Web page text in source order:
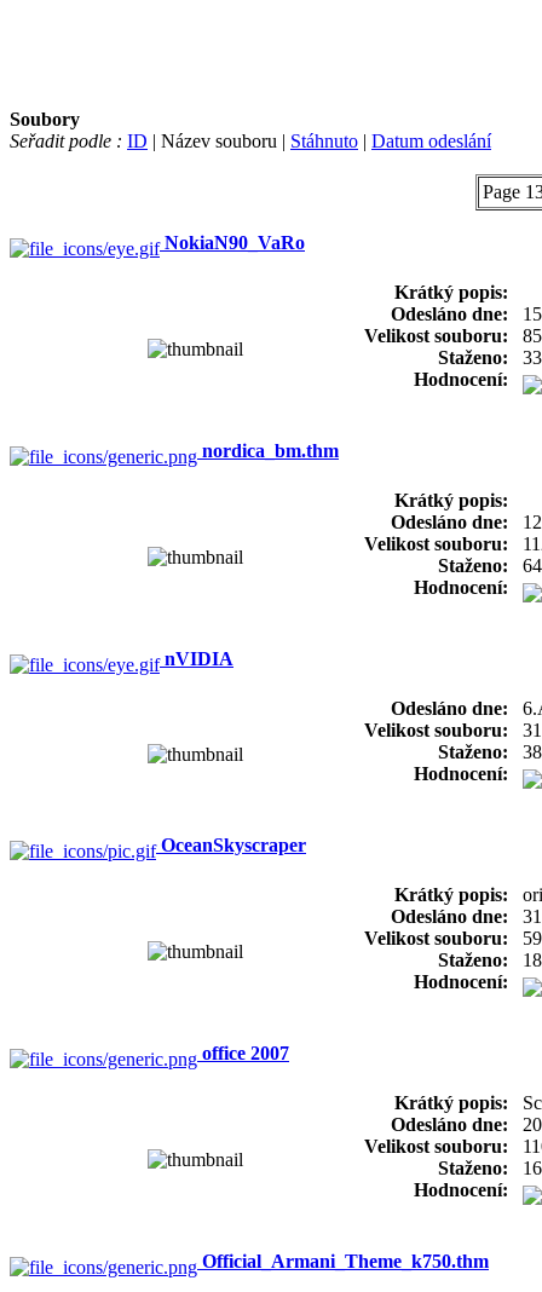
Soubory
Seřadit podle : ID | Název souboru | Stáhnuto | Datum odeslání
Page
NokiaN90_VaRo
Krátký popis:
Odesláno dne:
Velikost souboru:
Staženo:
Hodnocení:
nordica_bm.thm
Krátký popis:
Odesláno dne:
Velikost souboru:
Staženo:
64
Hodnocení:
nVIDIA
Odesláno dne:
Velikost souboru:
Staženo:
Hodnocení:
OceanSkyscraper
Krátký popis:
Odesláno dne:
Velikost souboru:
Staženo:
Hodnocení:
office 2007
Krátký popis:
Odesláno dne:
Velikost souboru:
Staženo:
Hodnocení:
Official_Armani_Theme_k750.thm